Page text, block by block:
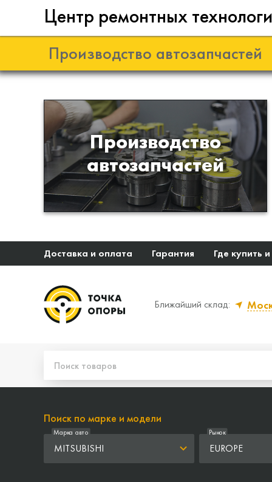
Центр ремонтных
Производство автозапчастей
Производство
автозапчастей
Разработка и
производство деталей из
эластомеров для подвески
автомобиля
Доставка и оплата Гарантия Где купить
Ближайший склад:
Поиск по марке и модели
MITSUBISHI
Марка авто
EUROPE
Рынок